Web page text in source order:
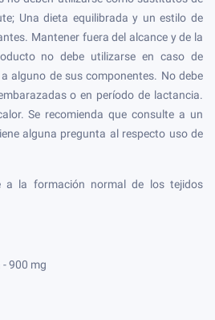
Una dieta equilibrada y un estilo de
Mantener fuera del alcance y de la
no debe utilizarse en caso de
alguno de sus componentes. No debe
o en período de lactancia.
Se recomienda que consulte a un
alguna pregunta al respecto uso de
a la formación normal de los tejidos
900 mg